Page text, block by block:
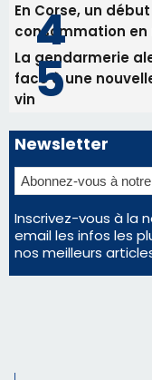
En Corse, un
consommation
La gendarmerie
face à une
vin
Newsletter
Inscrivez-vous à la
email les infos les
nos meilleurs